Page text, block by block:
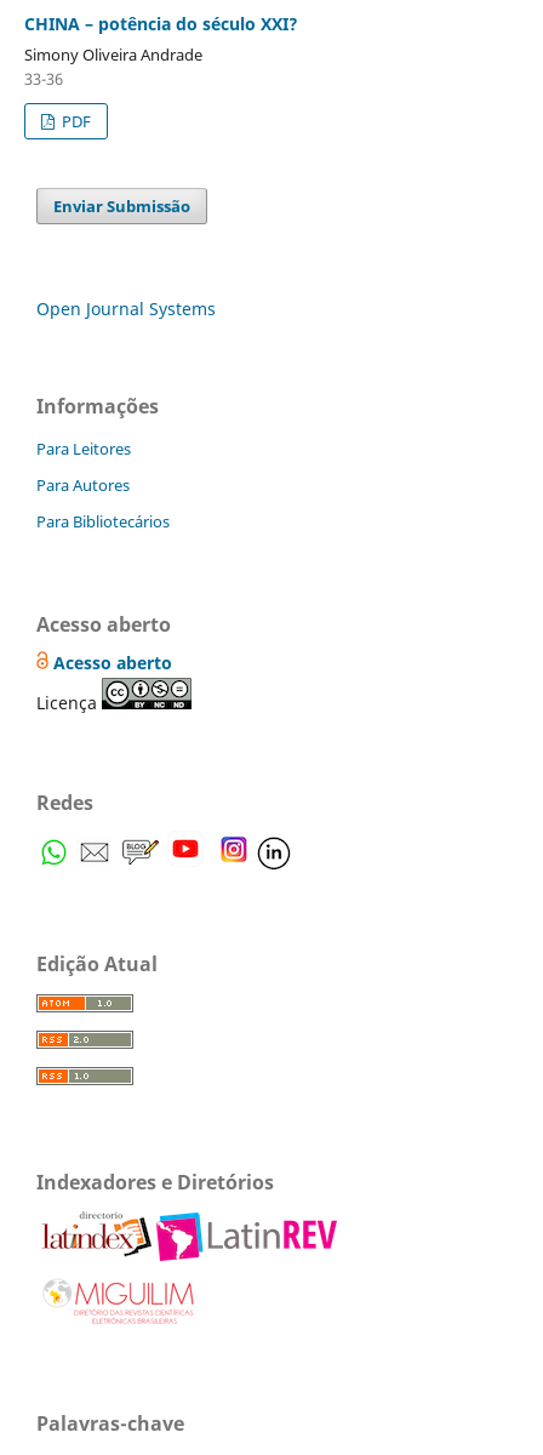
CHINA – potência do século XXI?
Simony Oliveira Andrade
33-36
PDF
Enviar Submissão
Open Journal Systems
Informações
Para Leitores
Para Autores
Para Bibliotecários
Acesso aberto
Acesso aberto
Licença
Redes
Edição Atual
Indexadores e Diretórios
Palavras-chave